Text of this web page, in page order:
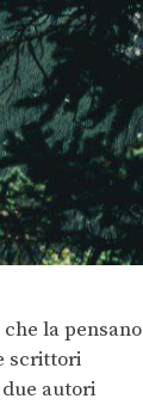
la pensano
scrittori
autori